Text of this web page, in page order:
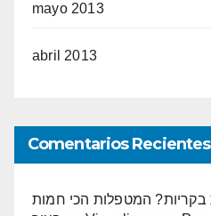
mayo 2013
abril 2013
Comentarios Recientes
המטפלות הכי חמות